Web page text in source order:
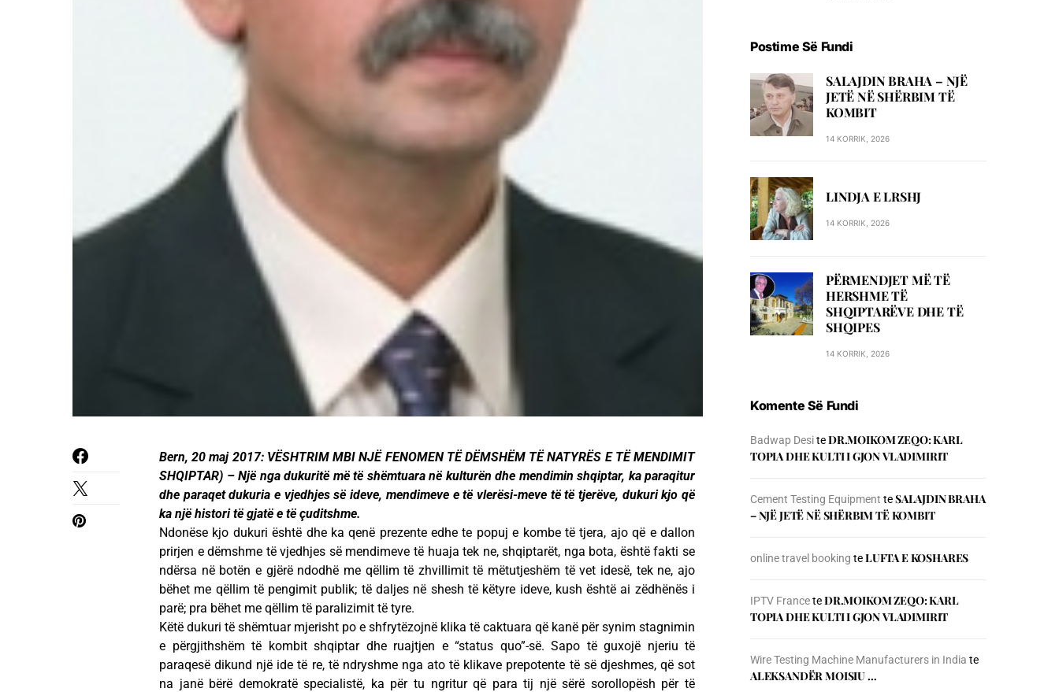
Bern, 20 maj 2017: VËSHTRIM MBI NJË FENOMEN TË DËMSHËM TË NATYRËS E TË MENDIMIT
SHQIPTAR) – Një nga dukuritë më të shëmtuara në kulturën dhe mendimin shqiptar, ka paraqitur
dhe paraqet dukuria e vjedhjes së ideve, mendimeve e të vlerësi-meve të të tjerëve, dukuri kjo që
ka një histori të gjatë e të çuditshme.
Ndonëse kjo dukuri është dhe ka qenë prezente edhe te popuj e kombe të tjera, ajo që e dallon
prirjen e dëmshme të vjedhjes së mendimeve të huaja tek ne, shqiptarët, nga bota, është fakti se
ndërsa në botën e gjërë ndodhë me qëllim të zhvillimit të mëtutjeshëm të vet idesë, tek ne, ajo
bëhet me qëllim të pengimit publik; të daljes në shesh të këtyre ideve, kush është ai zëdhënës i
parë; pra bëhet me qëllim të paralizimit të tyre.
Këtë dukuri të shëmtuar mjerisht po e shfrytëzojnë klika të caktuara që kanë për synim stagnimin
e përgjithshëm të kombit shqiptar dhe ruajtjen e “status quo”-së. Sapo të guxojë njeriu të
paraqesë dikund një ide të re, të ndryshme nga ato të klikave prepotente të së djeshmes, që sot
na janë bërë demokratë specialistë, ka për tu ngritur që para tij një sërë sorollopësh për të
Postime Së Fundi
SALAJDIN BRAHA – NJЁ
JETЁ NЁ SHЁRBIM TЁ
KOMBIT
14 KORRIK, 2026
LINDJA E LRSHJ
14 KORRIK, 2026
PËRMENDJET MË TË
HERSHME TË
SHQIPTARËVE DHE TË
SHQIPES
14 KORRIK, 2026
Komente Së Fundi
Badwap DesiteDR.MOIKOM ZEQO: KARL
TOPIA DHE KULTI I GJON VLADIMIRIT
Cement Testing Equipment teSALAJDIN BRAHA
– NJЁ JETЁ NЁ SHЁRBIM TЁ KOMBIT
online travel booking teLUFTA E KOSHARES
IPTV FranceteDR.MOIKOM ZEQO: KARL
TOPIA DHE KULTI I GJON VLADIMIRIT
Wire Testing Machine Manufacturers in India te
ALEKSANDËR MOISIU …